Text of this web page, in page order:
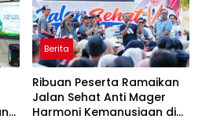
Berita
Ribuan Peserta Ramaikan
Jalan Sehat Anti Mager
Harmoni Kemanusiaan di